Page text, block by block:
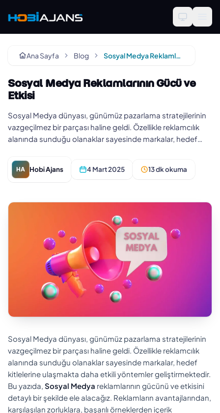
Ana Sayfa Blog Sosyal Medya Reklamlarının Gücü ve Etkisi
Sosyal Medya Reklamlarının Gücü ve
Etkisi
Sosyal Medya dünyası, günümüz pazarlama stratejilerinin
vazgeçilmez bir parçası haline geldi. Özellikle reklamcılık
alanında sunduğu olanaklar sayesinde markalar, hedef
HA Hobi Ajans 4 Mart 2025 13 dk okuma
Sosyal Medya dünyası, günümüz pazarlama stratejilerinin
vazgeçilmez bir parçası haline geldi. Özellikle reklamcılık
alanında sunduğu olanaklar sayesinde markalar, hedef
kitlelerine ulaşmakta daha etkili yöntemler geliştirmektedir.
Bu yazıda, Sosyal Medya reklamlarının gücünü ve etkisini
detaylı bir şekilde ele alacağız. Reklamların avantajlarından,
karşılaşılan zorluklara, başarılı örneklerden içerik